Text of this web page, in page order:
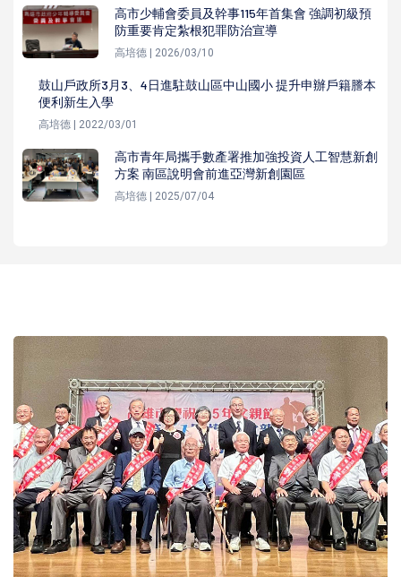
高市少輔會委員及幹事115年首集會 強調初級預
防重要肯定紮根犯罪防治宣導
高培德 | 2026/03/10
鼓山戶政所3月3、4日進駐鼓山區中山國小 提升申辦戶籍謄本
便利新生入學
高培德 | 2022/03/01
高市青年局攜手數產署推加強投資人工智慧新創
方案 南區說明會前進亞灣新創園區
高培德 | 2025/07/04